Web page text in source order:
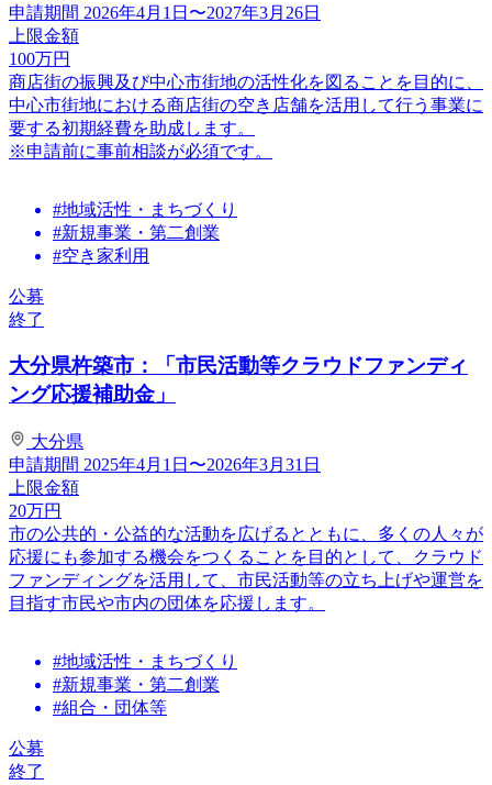
申請期間 2026年4月1日〜2027年3月26日
上限金額
100万円
商店街の振興及び中心市街地の活性化を図ることを目的に、
中心市街地における商店街の空き店舗を活用して行う事業に
要する初期経費を助成します。
※申請前に事前相談が必須です。
#地域活性・まちづくり
#新規事業・第二創業
#空き家利用
公募
終了
大分県杵築市：「市民活動等クラウドファンディ
ング応援補助金」
大分県
申請期間 2025年4月1日〜2026年3月31日
上限金額
20万円
市の公共的・公益的な活動を広げるとともに、多くの人々が
応援にも参加する機会をつくることを目的として、クラウド
ファンディングを活用して、市民活動等の立ち上げや運営を
目指す市民や市内の団体を応援します。
#地域活性・まちづくり
#新規事業・第二創業
#組合・団体等
公募
終了